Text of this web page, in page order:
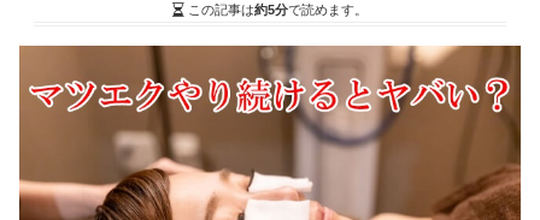
この記事は約5分で読めます。